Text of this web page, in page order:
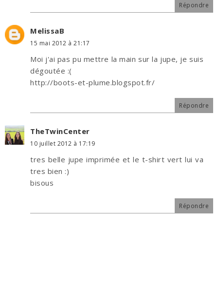
Répondre
MelissaB
15 mai 2012 à 21:17
Moi j'ai pas pu mettre la main sur la jupe, je suis
dégoutée :(
http://boots-et-plume.blogspot.fr/
Répondre
TheTwinCenter
10 juillet 2012 à 17:19
tres belle jupe imprimée et le t-shirt vert lui va
tres bien :)
bisous
Répondre